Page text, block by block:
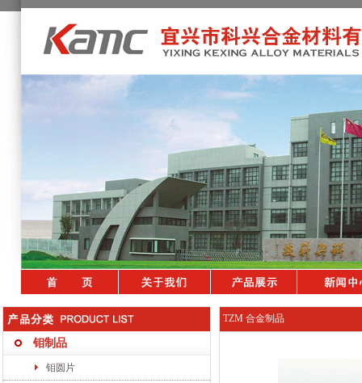
钼制品
钼圆片
TZM 合金制品